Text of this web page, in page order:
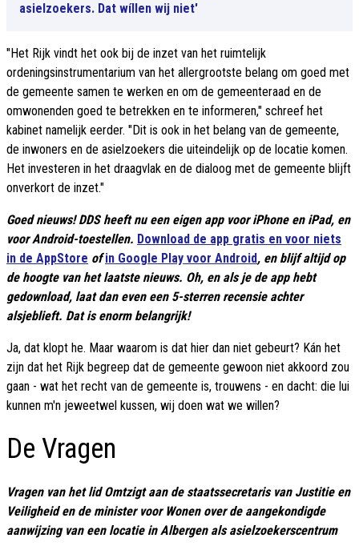
asielzoekers. Dat wíllen wij niet'
"Het Rijk vindt het ook bij de inzet van het ruimtelijk
ordeningsinstrumentarium van het allergrootste belang om goed met
de gemeente samen te werken en om de gemeenteraad en de
omwonenden goed te betrekken en te informeren," schreef het
kabinet namelijk eerder. "Dit is ook in het belang van de gemeente,
de inwoners en de asielzoekers die uiteindelijk op de locatie komen.
Het investeren in het draagvlak en de dialoog met de gemeente blijft
onverkort de inzet."
Goed nieuws! DDS heeft nu een eigen app voor iPhone en iPad, en
voor Android-toestellen. Download de app gratis en voor niets
in de AppStore ofin Google Play voor Android, en blijf altijd op
de hoogte van het laatste nieuws. Oh, en als je de app hebt
gedownload, laat dan even een 5-sterren recensie achter
alsjeblieft. Dat is enorm belangrijk!
Ja, dat klopt he. Maar waarom is dat hier dan niet gebeurt? Kán het
zijn dat het Rijk begreep dat de gemeente gewoon niet akkoord zou
gaan - wat het recht van de gemeente is, trouwens - en dacht: die lui
kunnen m'n jeweetwel kussen, wij doen wat we willen?
De Vragen
Vragen van het lid Omtzigt aan de staatssecretaris van Justitie en
Veiligheid en de minister voor Wonen over de aangekondigde
aanwijzing van een locatie in Albergen als asielzoekerscentrum